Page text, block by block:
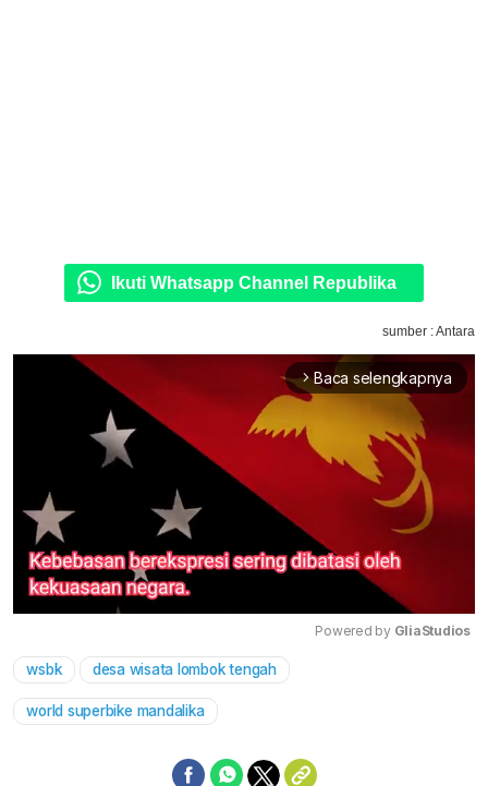
Ikuti Whatsapp Channel Republika
sumber : Antara
arrow_forward_ios Baca selengkapnya
Powered by GliaStudios
wsbk desa wisata lombok tengah
world superbike mandalika